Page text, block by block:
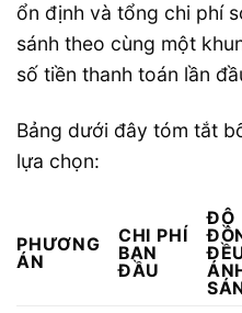
ổn định và tổng chi phí
sánh theo cùng một
số tiền thanh toán lần
Bảng dưới đây tóm tắt
lựa chọn:
PHƯƠNG
ÁN
CHI PHÍ
BAN
ĐẦU
ĐỘ